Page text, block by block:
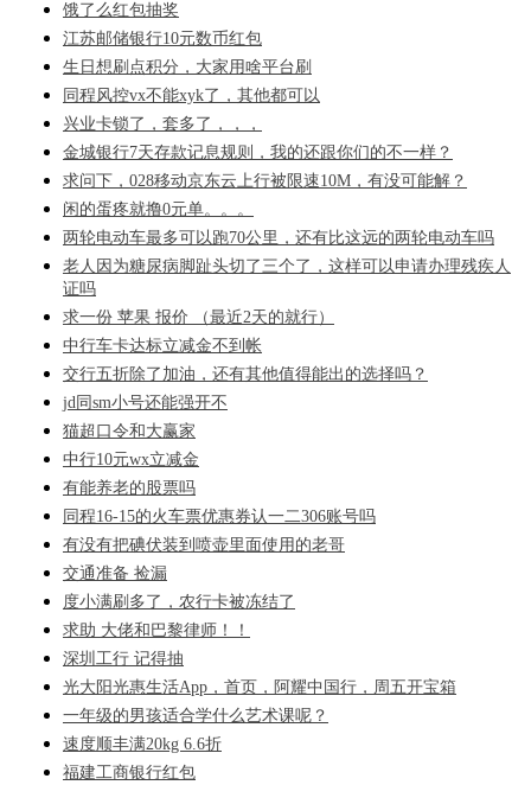
饿了么红包抽奖
江苏邮储银行10元数币红包
生日想刷点积分，大家用啥平台刷
同程风控vx不能xyk了，其他都可以
兴业卡锁了，套多了，，，
金城银行7天存款记息规则，我的还跟你们的不一样？
求问下，028移动京东云上行被限速10M，有没可能解？
闲的蛋疼就撸0元单。。。
两轮电动车最多可以跑70公里，还有比这远的两轮电动车吗
老人因为糖尿病脚趾头切了三个了，这样可以申请办理残疾人
证吗
求一份 苹果 报价 （最近2天的就行）
中行车卡达标立减金不到帐
交行五折除了加油，还有其他值得能出的选择吗？
jd同sm小号还能强开不
猫超口令和大赢家
中行10元wx立减金
有能养老的股票吗
同程16-15的火车票优惠券认一二306账号吗
有没有把碘伏装到喷壶里面使用的老哥
交通准备 捡漏
度小满刷多了，农行卡被冻结了
求助 大佬和巴黎律师！！
深圳工行 记得抽
光大阳光惠生活App，首页，阿耀中国行，周五开宝箱
一年级的男孩适合学什么艺术课呢？
速度顺丰满20kg 6.6折
福建工商银行红包